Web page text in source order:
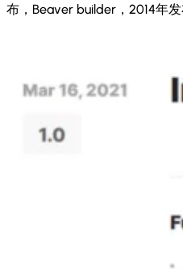
布，Beaver builder，2014年